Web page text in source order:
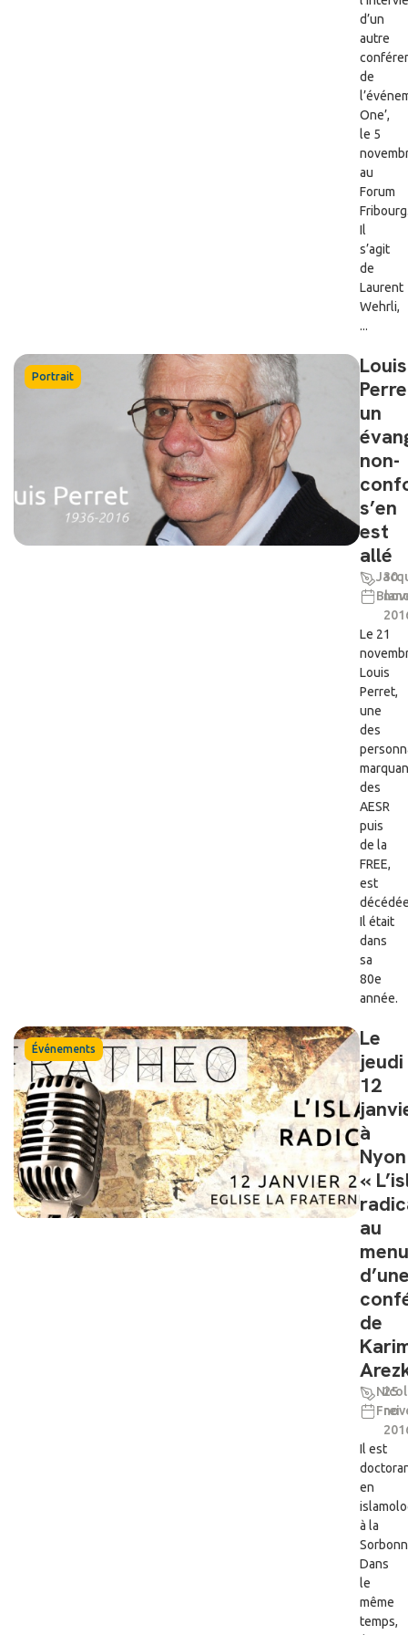
d’un
autre
de
One’,
le 5
au
Forum
Il
s’agit
de
Laurent
Wehrli,
...
Portrait
Louis
un
non-
s’en
est
allé
30
Le 21
Louis
Perret,
une
des
des
AESR
puis
de la
FREE,
est
Il était
dans
sa
80e
année.
Événements
Le
jeudi
12
à
«
au
menu
de
Frei
25
Il est
en
à la
Dans
le
même
temps,